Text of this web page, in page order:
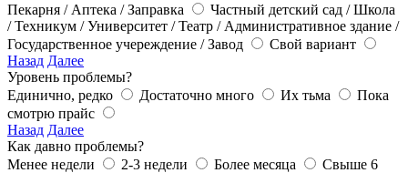
Пекарня / Аптека / Заправка
Частный детский сад / Школа
/ Техникум / Университет / Театр / Административное здание /
Государственное учереждение / Завод
Свой вариант
Назад Далее
Уровень проблемы?
Единично, редко
Достаточно много Их тьма
Пока
смотрю прайс
Назад Далее
Как давно проблемы?
Менее недели
2-3 недели Более месяца
Свыше 6